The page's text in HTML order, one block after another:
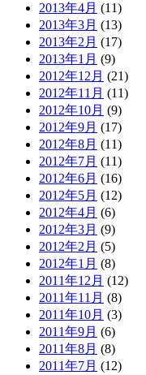
2013年4月 (11)
2013年3月 (13)
2013年2月 (17)
2013年1月 (9)
2012年12月 (21)
2012年11月 (11)
2012年10月 (9)
2012年9月 (17)
2012年8月 (11)
2012年7月 (11)
2012年6月 (16)
2012年5月 (12)
2012年4月 (6)
2012年3月 (9)
2012年2月 (5)
2012年1月 (8)
2011年12月 (12)
2011年11月 (8)
2011年10月 (3)
2011年9月 (6)
2011年8月 (8)
2011年7月 (12)